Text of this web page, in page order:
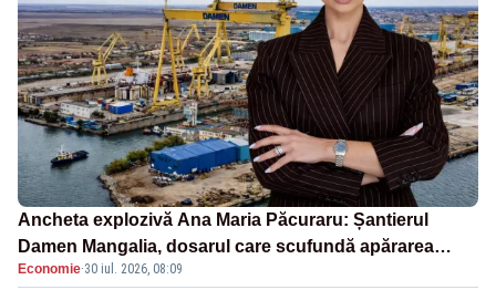
Ancheta explozivă Ana Maria Păcuraru: Șantierul
Damen Mangalia, dosarul care scufundă apărarea
României
Economie·30 iul. 2026, 08:09